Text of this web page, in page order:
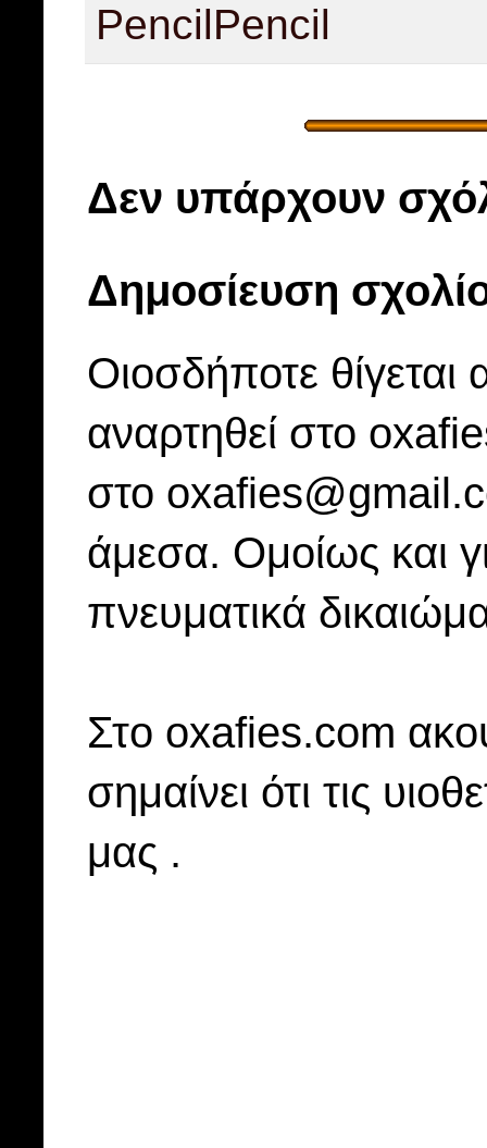
PencilPencil
Δεν υπάρχουν
Δημοσίευση
Οιοσδήποτε
αναρτηθεί στο
στο
άμεσα. Ομοίως και
πνευματικά
Στo oxafies.com
σημαίνει ότι τις
μας .